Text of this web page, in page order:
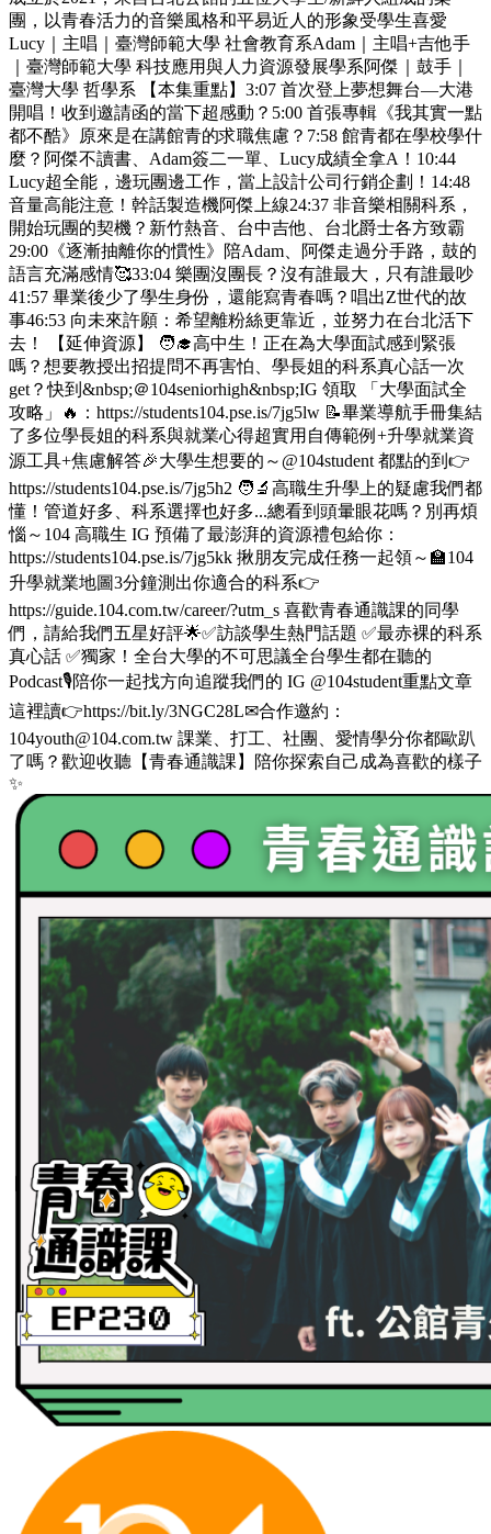
團，以青春活力的音樂風格和平易近人的形象受學生喜愛
Lucy｜主唱｜臺灣師範大學 社會教育系Adam｜主唱+吉他手
｜臺灣師範大學 科技應用與人力資源發展學系阿傑｜鼓手｜
臺灣大學 哲學系 【本集重點】3:07 首次登上夢想舞台—大港
開唱！收到邀請函的當下超感動？5:00 首張專輯《我其實一點
都不酷》原來是在講館青的求職焦慮？7:58 館青都在學校學什
麼？阿傑不讀書、Adam簽二一單、Lucy成績全拿A！10:44
Lucy超全能，邊玩團邊工作，當上設計公司行銷企劃！14:48
音量高能注意！幹話製造機阿傑上線24:37 非音樂相關科系，
開始玩團的契機？新竹熱音、台中吉他、台北爵士各方致霸
29:00《逐漸抽離你的慣性》陪Adam、阿傑走過分手路，鼓的
語言充滿感情🥰33:04 樂團沒團長？沒有誰最大，只有誰最吵
41:57 畢業後少了學生身份，還能寫青春嗎？唱出Z世代的故
事46:53 向未來許願：希望離粉絲更靠近，並努力在台北活下
去！ 【延伸資源】 🧑‍🎓高中生！正在為大學面試感到緊張
嗎？想要教授出招提問不再害怕、學長姐的科系真心話一次
get？快到&nbsp;＠104seniorhigh&nbsp;IG 領取 「大學面試全
攻略」🔥：https://students104.pse.is/7jg5lw 📝畢業導航手冊集結
了多位學長姐的科系與就業心得超實用自傳範例+升學就業資
源工具+焦慮解答🎉大學生想要的～@104student 都點的到👉
https://students104.pse.is/7jg5h2 🧑‍🔬高職生升學上的疑慮我們都
懂！管道好多、科系選擇也好多...總看到頭暈眼花嗎？別再煩
惱～104 高職生 IG 預備了最澎湃的資源禮包給你：
https://students104.pse.is/7jg5kk 揪朋友完成任務一起領～🏫104
升學就業地圖3分鐘測出你適合的科系👉
https://guide.104.com.tw/career/?utm_s 喜歡青春通識課的同學
們，請給我們五星好評🌟✅訪談學生熱門話題 ✅最赤裸的科系
真心話 ✅獨家！全台大學的不可思議全台學生都在聽的
Podcast🎙️陪你一起找方向追蹤我們的 IG @104student重點文章
這裡讀👉https://bit.ly/3NGC28L✉合作邀約：
104youth@104.com.tw 課業、打工、社團、愛情學分你都歐趴
了嗎？歡迎收聽【青春通識課】陪你探索自己成為喜歡的樣子
✨